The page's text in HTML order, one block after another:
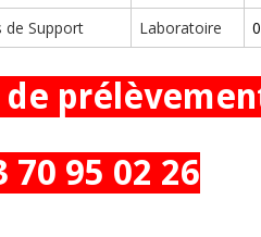
de Support
Laboratoire
70 95 02 26